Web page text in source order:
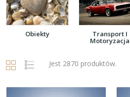
Obiekty Transport I
Motoryzacja
Jest 2870 produktów.